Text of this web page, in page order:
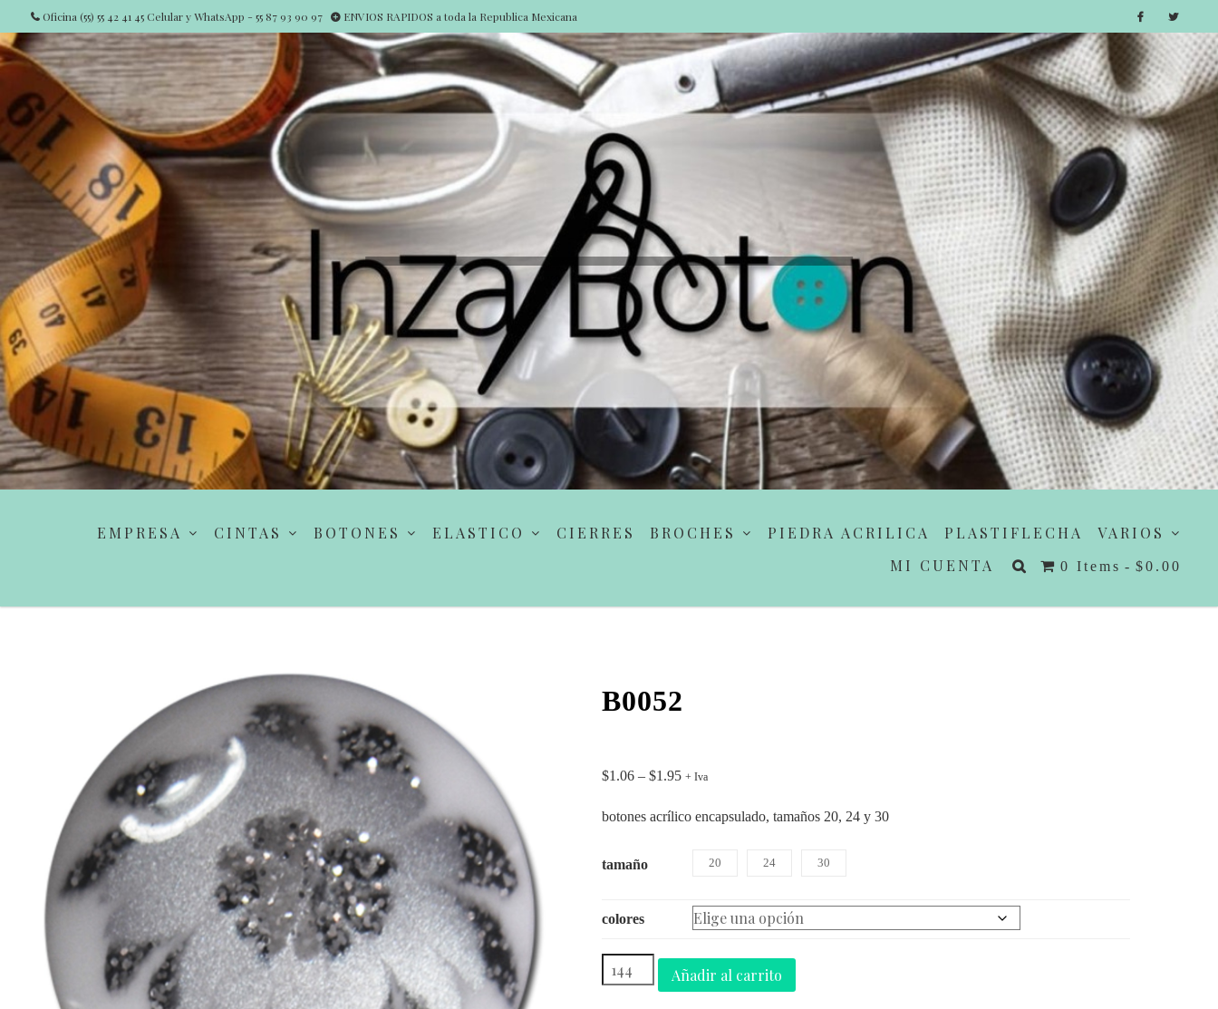
Oficina (55) 55 42 41 45 Celular y WhatsApp - 55 87 93 90 97 ENVIOS RAPIDOS a toda la Republica Mexicana
EMPRESA CINTAS BOTONES ELASTICO CIERRES BROCHES PIEDRA ACRILICA PLASTIFLECHA
VARIOS
MI CUENTA
0 Items $0.00
B0052
$1.06 – $1.95 + Iva
botones acrílico encapsulado, tamaños 20, 24 y 30
tamaño 20 24 30
colores
Añadir al carrito